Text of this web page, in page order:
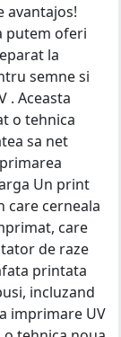
avantajos!
putem oferi
la
semne si
. Aceasta
o tehnica
sa net
Un print
care cerneala
care
de raze
printata
incluzand
imprimare UV